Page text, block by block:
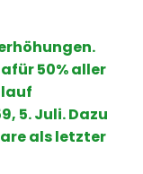
50% aller
5. Juli. Dazu
als letzter